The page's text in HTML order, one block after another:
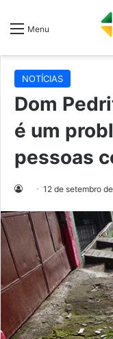
Menu
NOTÍCIAS
Dom
é um
pessoas
12 de setembro